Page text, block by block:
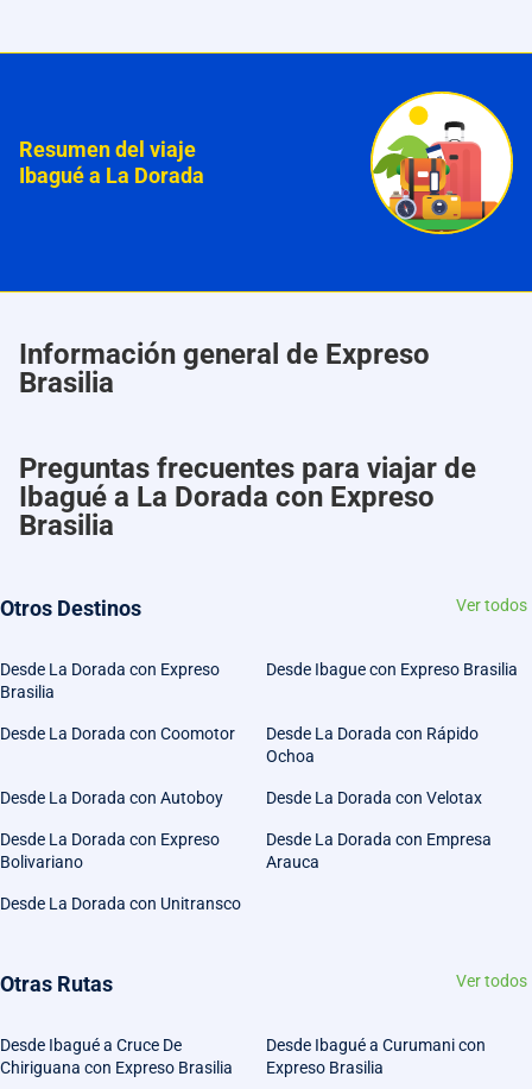
Resumen del viaje
Ibagué a La Dorada
Información general de Expreso
Brasilia
Preguntas frecuentes para viajar de
Ibagué a La Dorada con Expreso
Brasilia
Otros Destinos Ver todos
Desde La Dorada con Expreso
Brasilia
Desde Ibague con Expreso Brasilia
Desde La Dorada con Coomotor
Desde La Dorada con Rápido
Ochoa
Desde La Dorada con Autoboy Desde La Dorada con Velotax
Desde La Dorada con Expreso
Bolivariano
Desde La Dorada con Empresa
Arauca
Desde La Dorada con Unitransco
Otras Rutas Ver todos
Desde Ibagué a Cruce De
Chiriguana con Expreso Brasilia
Desde Ibagué a Curumani con
Expreso Brasilia